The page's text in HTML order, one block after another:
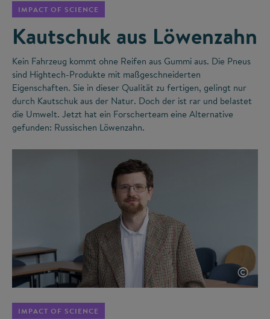
IMPACT OF SCIENCE
Kautschuk aus Löwenzahn
Kein Fahrzeug kommt ohne Reifen aus Gummi aus. Die Pneus
sind Hightech-Produkte mit maßgeschneiderten
Eigenschaften. Sie in dieser Qualität zu fertigen, gelingt nur
durch Kautschuk aus der Natur. Doch der ist rar und belastet
die Umwelt. Jetzt hat ein Forscherteam eine Alternative
gefunden: Russischen Löwenzahn.
©
IMPACT OF SCIENCE